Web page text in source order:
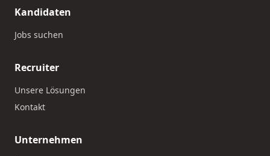
Kandidaten
Jobs suchen
Recruiter
Unsere Lösungen
Kontakt
Unternehmen